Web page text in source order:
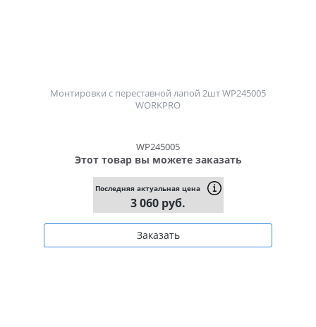
Монтировки с переставной лапой 2шт WP245005
WORKPRO
WP245005
Этот товар вы можете заказать
Последняя актуальная цена
3 060 руб.
Заказать